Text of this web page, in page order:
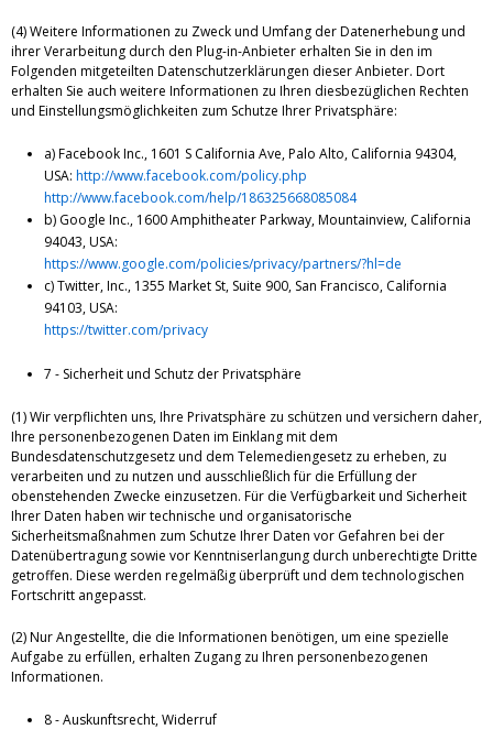
(4) Weitere Informationen zu Zweck und Umfang der Datenerhebung und
ihrer Verarbeitung durch den Plug-in-Anbieter erhalten Sie in den im
Folgenden mitgeteilten Datenschutzerklärungen dieser Anbieter. Dort
erhalten Sie auch weitere Informationen zu Ihren diesbezüglichen Rechten
und Einstellungsmöglichkeiten zum Schutze Ihrer Privatsphäre:
a) Facebook Inc., 1601 S California Ave, Palo Alto, California 94304,
USA: http://www.facebook.com/policy.php
http://www.facebook.com/help/186325668085084
b) Google Inc., 1600 Amphitheater Parkway, Mountainview, California
94043, USA:
https://www.google.com/policies/privacy/partners/?hl=de
c) Twitter, Inc., 1355 Market St, Suite 900, San Francisco, California
94103, USA:
https://twitter.com/privacy
7 - Sicherheit und Schutz der Privatsphäre
(1) Wir verpflichten uns, Ihre Privatsphäre zu schützen und versichern daher,
Ihre personenbezogenen Daten im Einklang mit dem
Bundesdatenschutzgesetz und dem Telemediengesetz zu erheben, zu
verarbeiten und zu nutzen und ausschließlich für die Erfüllung der
obenstehenden Zwecke einzusetzen. Für die Verfügbarkeit und Sicherheit
Ihrer Daten haben wir technische und organisatorische
Sicherheitsmaßnahmen zum Schutze Ihrer Daten vor Gefahren bei der
Datenübertragung sowie vor Kenntniserlangung durch unberechtigte Dritte
getroffen. Diese werden regelmäßig überprüft und dem technologischen
Fortschritt angepasst.
(2) Nur Angestellte, die die Informationen benötigen, um eine spezielle
Aufgabe zu erfüllen, erhalten Zugang zu Ihren personenbezogenen
Informationen.
8 - Auskunftsrecht, Widerruf